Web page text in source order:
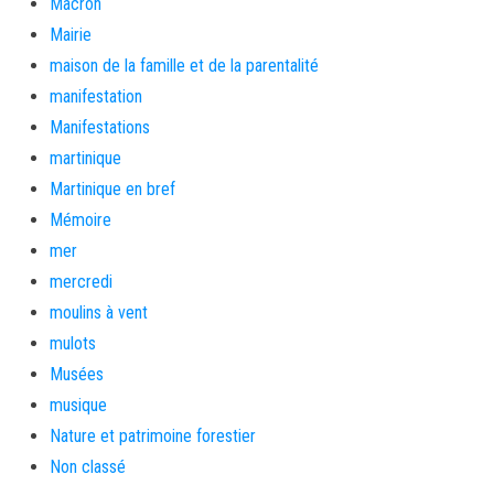
Mairie
maison de la famille et de la parentalité
manifestation
Manifestations
martinique
Martinique en bref
Mémoire
mer
mercredi
moulins à vent
mulots
Musées
musique
Nature et patrimoine forestier
Non classé